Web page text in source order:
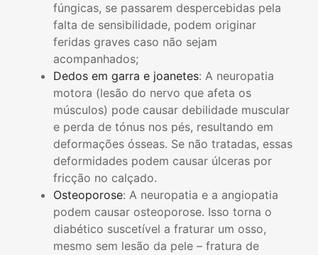
fúngicas, se passarem despercebidas pela
falta de sensibilidade, podem originar
feridas graves caso não sejam
acompanhados;
Dedos em garra e joanetes: A neuropatia
motora (lesão do nervo que afeta os
músculos) pode causar debilidade muscular
e perda de tónus nos pés, resultando em
deformações ósseas. Se não tratadas, essas
deformidades podem causar úlceras por
fricção no calçado.
Osteoporose: A neuropatia e a angiopatia
podem causar osteoporose. Isso torna o
diabético suscetível a fraturar um osso,
mesmo sem lesão da pele – fratura de